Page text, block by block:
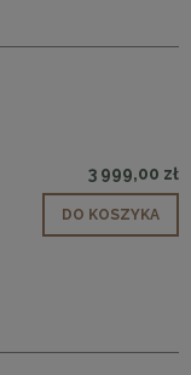
3 999,00 zł
DO KOSZYKA